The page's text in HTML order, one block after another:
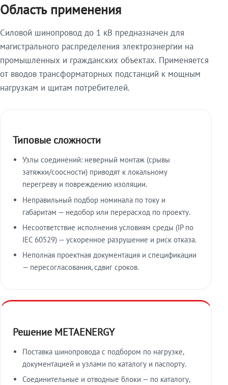
Область применения
Силовой шинопровод до 1 кВ предназначен для
магистрального распределения электроэнергии на
промышленных и гражданских объектах. Применяется
от вводов трансформаторных подстанций к мощным
нагрузкам и щитам потребителей.
Типовые сложности
Узлы соединений: неверный монтаж (срывы
затяжки/соосности) приводят к локальному
перегреву и повреждению изоляции.
Неправильный подбор номинала по току и
габаритам — недобор или перерасход по проекту.
Несоответствие исполнения условиям среды (IP по
IEC 60529) — ускоренное разрушение и риск отказа.
Неполная проектная документация и спецификации
— пересогласования, сдвиг сроков.
Решение METAENERGY
Поставка шинопровода с подбором по нагрузке,
документацией и узлами по каталогу и паспорту.
Соединительные и отводные блоки — по каталогу,